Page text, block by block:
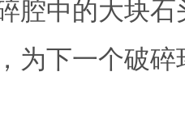
腔中的大块石
为下一个破碎